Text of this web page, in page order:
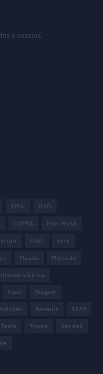
e ensaios.
BMW BYD
CUPRA Elon Musk
FIAT Ford
Mazda Mercado
elétrica
Opel Peugeot
Renault SEAT
Tesla Toyota Vendas